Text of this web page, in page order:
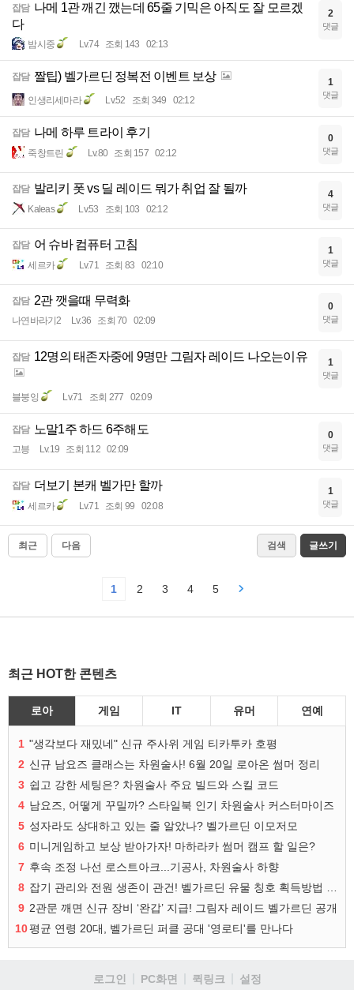
잡담 나메 1관 깨긴 깼는데 65줄 기믹은 아직도 잘 모르겠
다
밤시중 Lv.74 조회 143 02:13
2
댓글
잡담 짤팁) 벨가르딘 정복전 이벤트 보상
인생리세마라 Lv.52 조회 349 02:12
1
댓글
잡담 나메 하루 트라이 후기
죽창트린 Lv.80 조회 157 02:12
0
댓글
잡담 발리키 폿 vs 딜 레이드 뭐가 취업 잘 될까
Kaleas Lv.53 조회 103 02:12
4
댓글
잡담 어 슈바 컴퓨터 고침
세르카 Lv.71 조회 83 02:10
1
댓글
잡담 2관 깻을때 무력화
나연바라기2 Lv.36 조회 70 02:09
0
댓글
잡담 12명의 태존자중에 9명만 그림자 레이드 나오는이유
블붕잉 Lv.71 조회 277 02:09
1
댓글
잡담 노말1주 하드 6주해도
고븡 Lv.19 조회 112 02:09
0
댓글
잡담 더보기 본캐 벨가만 할까
세르카 Lv.71 조회 99 02:08
1
댓글
최근 다음 검색 글쓰기
1 2 3 4 5
최근 HOT한 콘텐츠
로아 게임 IT 유머 연예
1 "생각보다 재밌네" 신규 주사위 게임 티카투카 호평
2 신규 남요즈 클래스는 차원술사! 6월 20일 로아온 썸머 정리
3 쉽고 강한 세팅은? 차원술사 주요 빌드와 스킬 코드
4 남요즈, 어떻게 꾸밀까? 스타일북 인기 차원술사 커스터마이즈
5 성자라도 상대하고 있는 줄 알았나? 벨가르딘 이모저모
6 미니게임하고 보상 받아가자! 마하라카 썸머 캠프 할 일은?
7 후속 조정 나선 로스트아크...기공사, 차원술사 하향
8
9 2관문 깨면 신규 장비 ‘완갑’ 지급! 그림자 레이드 벨가르딘 공개
10평균 연령 20대, 벨가르딘 퍼클 공대 '영로티'를 만나다
로그인 PC화면 퀵링크 설정